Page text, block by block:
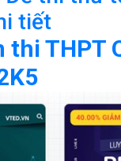
tiết
thi THPT